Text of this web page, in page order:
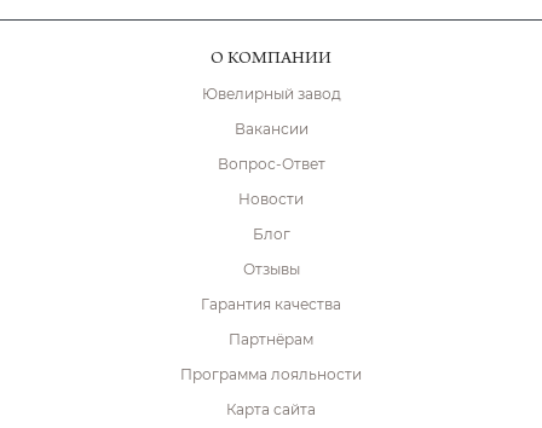
О КОМПАНИИ
Ювелирный завод
Вакансии
Вопрос-Ответ
Новости
Блог
Отзывы
Гарантия качества
Партнёрам
Программа лояльности
Карта сайта